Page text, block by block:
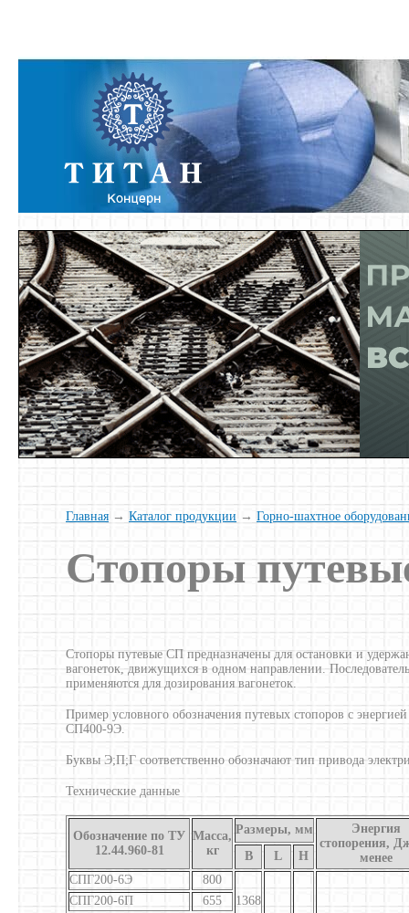
Главная → Каталог продукции → Горно-шахтное
Стопоры
Стопоры путевые СП предназначены для остановки и
вагонеток, движущихся в одном направлении.
применяются для дозирования вагонеток.
Пример условного обозначения путевых стопоров с
СП400-9Э.
Буквы Э;П;Г соответственно обозначают тип привода
Технические данные
Обозначение по ТУ
12.44.960-81
Масса,
кг
Размеры, мм
Энергия
стопорения,
менее
В L
Н
СПГ200-6Э
800
1368
СПГ200-6П
655